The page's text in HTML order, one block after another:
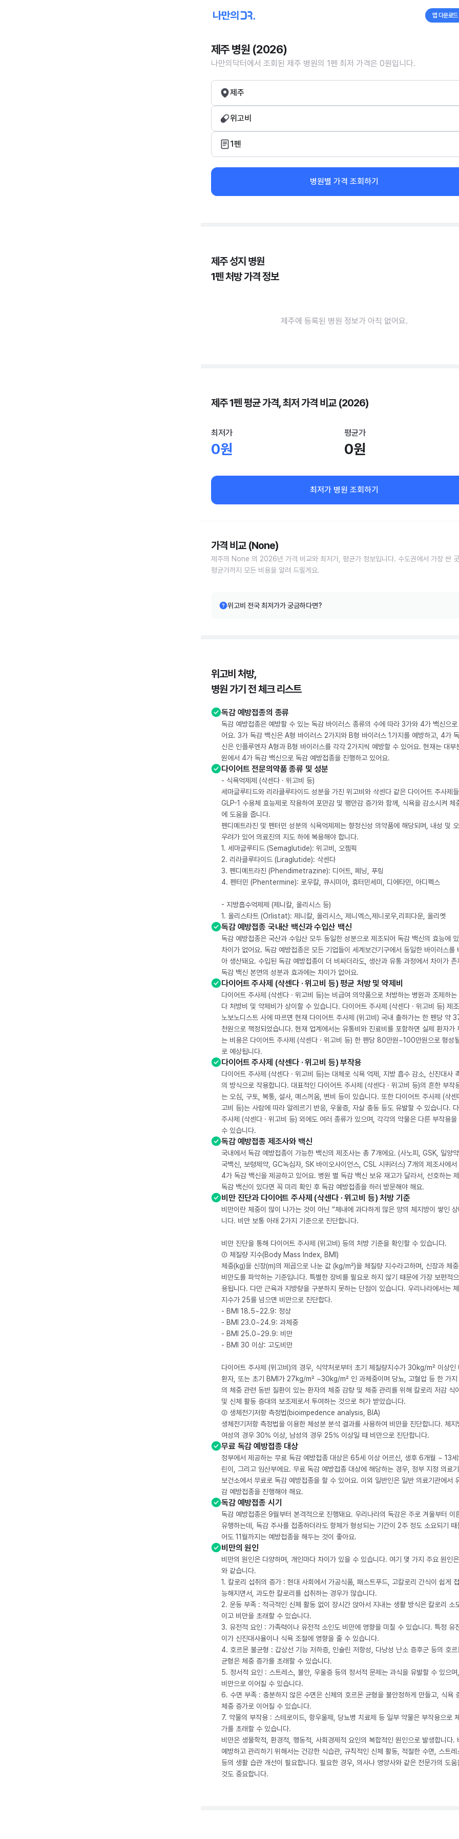
앱 다운로드
제주 병원 (2026)
나만의닥터에서 조회된 제주 병원의 1펜 최저 가격은 0원입니다.
제주
위고비
1펜
병원별 가격 조회하기
제주 성지 병원
1펜 처방 가격 정보
제주에 등록된 병원 정보가 아직 없어요.
제주 1펜 평균 가격, 최저 가격 비교 (2026)
최저가
0원
평균가
0원
최저가 병원 조회하기
가격 비교 (None)
제주의 None 의 2026년 가격 비교와 최저가, 평균가 정보입니다. 수도권에서 가장 싼
평균가까지 모든 비용을 알려 드릴게요.
위고비 전국 최저가가 궁금하다면?
위고비 처방,
병원 가기 전 체크 리스트
독감 예방접종의 종류
독감 예방접종은 예방할 수 있는 독감 바이러스 종류의 수에 따라 3가와 4가 백신으로
어요. 3가 독감 백신은 A형 바이러스 2가지와 B형 바이러스 1가지를 예방하고, 4가
신은 인플루엔자 A형과 B형 바이러스를 각각 2가지씩 예방할 수 있어요. 현재는 대부
원에서 4가 독감 백신으로 독감 예방접종을 진행하고 있어요.
다이어트 전문의약품 종류 및 성분
- 식욕억제제 (삭센다 · 위고비 등)
세마글루티드와 리라클루타이드 성분을 가진 위고비와 삭센다 같은 다이어트 주사제
GLP-1 수용체 효능제로 작용하여 포만감 및 팽만감 증가와 함께, 식욕을 감소시켜 체
에 도움을 줍니다.
펜디메트라진 및 펜터민 성분의 식욕억제제는 향정신성 의약품에 해당되며, 내성 및
우려가 있어 의료진의 지도 하에 복용해야 합니다.
1. 세마글루티드 (Semaglutide): 위고비, 오젬픽
2. 리라클루타이드 (Liraglutide): 삭센다
3. 펜디메트라진 (Phendimetrazine): 디어트, 페닝, 푸링
4. 펜터민 (Phentermine): 로우칼, 큐시미아, 휴터민세미, 디에타민, 아디펙스
- 지방흡수억제제 (제니칼, 올리시스 등)
1. 올리스타트 (Orlistat): 제니칼, 올리시스, 제니엑스,제니로우,리피다운, 올리엣
독감 예방접종 국내산 백신과 수입산 백신
독감 예방접종은 국산과 수입산 모두 동일한 성분으로 제조되어 독감 백신의 효능에
차이가 없어요. 독감 예방접종은 모든 기업들이 세계보건기구에서 동일한 바이러스를
아 생산돼요. 수입된 독감 예방접종이 더 비싸더라도, 생산과 유통 과정에서 차이가 존
독감 백신 본연의 성분과 효과에는 차이가 없어요.
다이어트 주사제 (삭센다 · 위고비 등) 평균 처방 및 약제비
다이어트 주사제 (삭센다 · 위고비 등)는 비급여 의약품으로 처방하는 병원과 조제하는
다 처방비 및 약제비가 상이할 수 있습니다. 다이어트 주사제 (삭센다 · 위고비 등) 제
노보노디스트 사에 따르면 현재 다이어트 주사제 (위고비) 국내 출하가는 한 펜당 약
천원으로 책정되었습니다. 현재 업계에서는 유통비와 진료비를 포함하면 실제 환자가
는 비용은 다이어트 주사제 (삭센다 · 위고비 등) 한 펜당 80만원~100만원으로 형성
로 예상됩니다.
다이어트 주사제 (삭센다 · 위고비 등) 부작용
다이어트 주사제 (삭센다 · 위고비 등)는 대체로 식욕 억제, 지방 흡수 감소, 신진대사
의 방식으로 작용합니다. 대표적인 다이어트 주사제 (삭센다 · 위고비 등)의 흔한 부작
는 오심, 구토, 복통, 설사, 메스꺼움, 변비 등이 있습니다. 또한 다이어트 주사제 (삭센
고비 등)는 사람에 따라 알레르기 반응, 우울증, 자살 충동 등도 유발할 수 있습니다.
주사제 (삭센다 · 위고비 등) 외에도 여러 종류가 있으며, 각각의 약물은 다른 부작용을
수 있습니다.
독감 예방접종 제조사와 백신
국내에서 독감 예방접종이 가능한 백신의 제조사는 총 7개에요. (사노피, GSK, 일양
국백신, 보령제약, GC녹십자, SK 바이오사이언스, CSL 시퀴러스) 7개의 제조사에서
4가 독감 백신을 제공하고 있어요. 병원 별 독감 백신 보유 재고가 달라서, 선호하는
독감 백신이 있다면 꼭 미리 확인 후 독감 예방접종을 하러 방문해야 해요.
비만 진단과 다이어트 주사제 (삭센다 · 위고비 등) 처방 기준
비만이란 체중이 많이 나가는 것이 아닌 “체내에 과다하게 많은 양의 체지방이 쌓인
니다. 비만 보통 아래 2가지 기준으로 진단합니다.
비만 진단을 통해 다이어트 주사제 (위고비) 등의 처방 기준을 확인할 수 있습니다.
① 체질량 지수(Body Mass Index, BMI)
체중(kg)을 신장(m)의 제곱으로 나눈 값 (kg/m²)을 체질량 지수라고하며, 신장과 체
비만도를 파악하는 기준입니다. 특별한 장비를 필요로 하지 않기 때문에 가장 보편적
용됩니다. 다만 근육과 지방량을 구분하지 못하는 단점이 있습니다. 우리나라에서는
지수가 25를 넘으면 비만으로 진단합다.
- BMI 18.5~22.9: 정상
- BMI 23.0~24.9: 과체중
- BMI 25.0~29.9: 비만
- BMI 30 이상: 고도비만
다이어트 주사제 (위고비)의 경우, 식약처로부터 초기 체질량지수가 30kg/m² 이상인
환자, 또는 초기 BMI가 27kg/m² ~30kg/m² 인 과체중이며 당뇨, 고혈압 등 한 가지
의 체중 관련 동반 질환이 있는 환자의 체중 감량 및 체중 관리를 위해 칼로리 저감 식
및 신체 활동 증대의 보조제로서 투여하는 것으로 허가 받았습니다.
② 생체전기저항 측정법(bioimpedence analysis, BIA)
생체전기저항 측정법을 이용한 체성분 분석 결과를 사용하여 비만을 진단합니다. 체지
여성의 경우 30% 이상, 남성의 경우 25% 이상일 때 비만으로 진단합니다.
무료 독감 예방접종 대상
정부에서 제공하는 무료 독감 예방접종 대상은 65세 이상 어르신, 생후 6개월 ~ 13
린이, 그리고 임산부에요. 무료 독감 예방접종 대상에 해당하는 경우, 정부 지정 의료
보건소에서 무료로 독감 예방접종을 할 수 있어요. 이외 일반인은 일반 의료기관에서
감 예방접종을 진행해야 해요.
독감 예방접종 시기
독감 예방접종은 9월부터 본격적으로 진행돼요. 우리나라의 독감은 주로 겨울부터 이
유행하는데, 독감 주사를 접종하더라도 항체가 형성되는 기간이 2주 정도 소요되기 때
어도 11월까지는 예방접종을 해두는 것이 좋아요.
비만의 원인
비만의 원인은 다양하며, 개인마다 차이가 있을 수 있습니다. 여기 몇 가지 주요 원인
와 같습니다.
1. 칼로리 섭취의 증가 : 현대 사회에서 가공식품, 패스트푸드, 고칼로리 간식이 쉽게
능해지면서, 과도한 칼로리를 섭취하는 경우가 많습니다.
2. 운동 부족 : 적극적인 신체 활동 없이 장시간 앉아서 지내는 생활 방식은 칼로리 소
이고 비만을 초래할 수 있습니다.
3. 유전적 요인 : 가족력이나 유전적 소인도 비만에 영향을 미칠 수 있습니다. 특정 유
이가 신진대사율이나 식욕 조절에 영향을 줄 수 있습니다.
4. 호르몬 불균형 : 갑상선 기능 저하증, 인슐린 저항성, 다낭성 난소 증후군 등의 호르
균형은 체중 증가를 초래할 수 있습니다.
5. 정서적 요인 : 스트레스, 불안, 우울증 등의 정서적 문제는 과식을 유발할 수 있으
비만으로 이어질 수 있습니다.
6. 수면 부족 : 충분하지 않은 수면은 신체의 호르몬 균형을 불안정하게 만들고, 식욕
체중 증가로 이어질 수 있습니다.
7. 약물의 부작용 : 스테로이드, 항우울제, 당뇨병 치료제 등 일부 약물은 부작용으로
가를 초래할 수 있습니다.
비만은 생물학적, 환경적, 행동적, 사회경제적 요인의 복합적인 원인으로 발생합니다.
예방하고 관리하기 위해서는 건강한 식습관, 규칙적인 신체 활동, 적절한 수면, 스트레
등의 생활 습관 개선이 필요합니다. 필요한 경우, 의사나 영양사와 같은 전문가의 도움
것도 중요합니다.